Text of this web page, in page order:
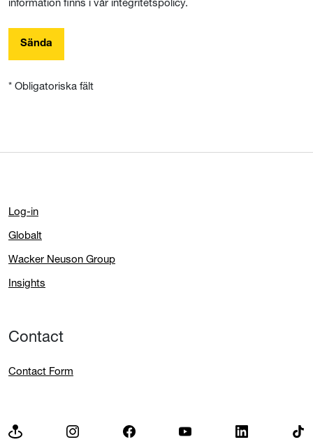
Sända
* Obligatoriska fält
Log-in
Globalt
Wacker Neuson Group
Insights
Contact
Contact Form